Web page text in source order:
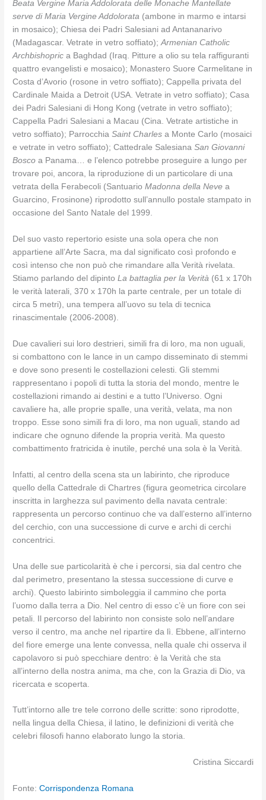
Beata Vergine Maria Addolorata delle Monache Mantellate
serve di Maria Vergine Addolorata (ambone in marmo e intarsi
in mosaico); Chiesa dei Padri Salesiani ad Antananarivo
(Madagascar. Vetrate in vetro soffiato);Armenian Catholic
Archbishoprica Baghdad (Iraq. Pitture a olio su tela raffiguranti
quattro evangelisti e mosaico); Monastero Suore Carmelitane in
Costa d’Avorio (rosone in vetro soffiato); Cappella privata del
Cardinale Maida a Detroit (USA. Vetrate in vetro soffiato); Casa
dei Padri Salesiani di Hong Kong (vetrate in vetro soffiato);
Cappella Padri Salesiani a Macau (Cina. Vetrate artistiche in
vetro soffiato); ParrocchiaSaint Charlesa Monte Carlo (mosaici
e vetrate in vetro soffiato); Cattedrale SalesianaSan Giovanni
Bosco a Panama… e l’elenco potrebbe proseguire a lungo per
trovare poi, ancora, la riproduzione di un particolare di una
vetrata della Ferabecoli (SantuarioMadonna della Nevea
Guarcino, Frosinone) riprodotto sull’annullo postale stampato in
occasione del Santo Natale del 1999.
Del suo vasto repertorio esiste una sola opera che non
appartiene all’Arte Sacra, ma dal significato così profondo e
così intenso che non può che rimandare alla Verità rivelata.
Stiamo parlando del dipintoLa battaglia per la Verità (61 x 170h
le verità laterali, 370 x 170h la parte centrale, per un totale di
circa 5 metri), una tempera all’uovo su tela di tecnica
rinascimentale (2006-2008).
Due cavalieri sui loro destrieri, simili fra di loro, ma non uguali,
si combattono con le lance in un campo disseminato di stemmi
e dove sono presenti le costellazioni celesti. Gli stemmi
rappresentano i popoli di tutta la storia del mondo, mentre le
costellazioni rimando ai destini e a tutto l’Universo. Ogni
cavaliere ha, alle proprie spalle, una verità, velata, ma non
troppo. Esse sono simili fra di loro, ma non uguali, stando ad
indicare che ognuno difende la propria verità. Ma questo
combattimento fratricida è inutile, perché una sola è la Verità.
Infatti, al centro della scena sta un labirinto, che riproduce
quello della Cattedrale di Chartres (figura geometrica circolare
inscritta in larghezza sul pavimento della navata centrale:
rappresenta un percorso continuo che va dall’esterno all’interno
del cerchio, con una successione di curve e archi di cerchi
concentrici.
Una delle sue particolarità è che i percorsi, sia dal centro che
dal perimetro, presentano la stessa successione di curve e
archi). Questo labirinto simboleggia il cammino che porta
l’uomo dalla terra a Dio. Nel centro di esso c’è un fiore con sei
petali. Il percorso del labirinto non consiste solo nell’andare
verso il centro, ma anche nel ripartire da lì. Ebbene, all’interno
del fiore emerge una lente convessa, nella quale chi osserva il
capolavoro si può specchiare dentro: è la Verità che sta
all’interno della nostra anima, ma che, con la Grazia di Dio, va
ricercata e scoperta.
Tutt’intorno alle tre tele corrono delle scritte: sono riprodotte,
nella lingua della Chiesa, il latino, le definizioni di verità che
celebri filosofi hanno elaborato lungo la storia.
Cristina Siccardi
Fonte:Corrispondenza Romana